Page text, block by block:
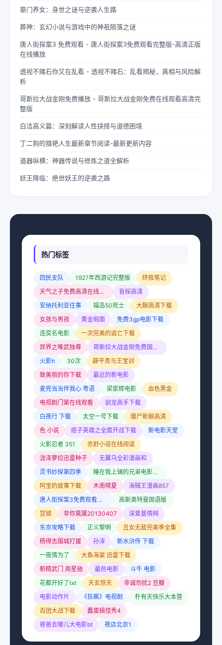
豪门养女：身世之谜与逆袭人生路
葬神：玄幻小说与游戏中的神祇陨落之谜
唐人街探案3 免费观看 - 唐人街探案3免费观看完整版-高清正版
在线播放
透视不赌石你又在乱看 - 透视不赌石：乱看揭秘，真相与风险解
析
哥斯拉大战金刚免费播放 - 哥斯拉大战金刚免费在线观看高清完
整版
白洁高义篇：深刻解读人性抉择与道德困境
丁二狗的猎艳人生最新章节阅读-最新更新内容
道器纵横：神器传说与修炼之道全解析
妖王降临：绝世妖王的逆袭之路
热门标签
回民支队 1927年西游记完整版
终极笔记
天气之子免费高清在线观看
盲探高清
安纳托利亚往事
福岛50死士
大腕高清下载
女孩与男孩
黄金假面
免费3gp电影下载
连奕名电影
一次完美的逃亡下载
异界之唯武独尊
哥斯拉大战金刚免费国语版
火影h
30次
薜平贵与王宝训
致美丽的你下载
最近的新电影
麦兜当当伴我心 粤语
梁家辉电影
血色黑金
电视剧门第在线观看
驯龙高手下载
白夜行 下载
太空一号下载
僵尸新娘高清
色 小说
痞子英雄之全面开战下载
新电影天堂
火影忍者 351
亦舒小说在线阅读
泷泽萝拉迅雷种子
无翼乌全彩漫画和
灵书妙探第四季
睡在我上铺的兄弟电影下载
阿宝的故事下载
木南晴夏
海贼王漫画857
唐人街探案3免费观看完整版电影
高斯奥特曼国语版
宫锁
非你莫属20130407
深爱基情网
东京攻略下载
正义黎明
丑女无敌完美季全集
杨得志围城打援
孙淳
新水浒传 下载
一夜情为了
大鱼海棠 迅雷下载
新精武门 周星驰
最热电影
斗牛 电影
花都开好了txt
天玄惊天
非诚勿扰2 豆瓣
电影动作片
《狂飙》电视剧
朴有天快乐大本营
百团大战下载
蠢蛋搞怪秀4
爸爸去哪儿大电影bt
夜店北京1